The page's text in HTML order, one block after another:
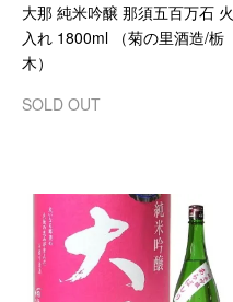
大那 純米吟醸 那須五百万石 火
入れ 1800ml （菊の里酒造/栃
木）
SOLD OUT